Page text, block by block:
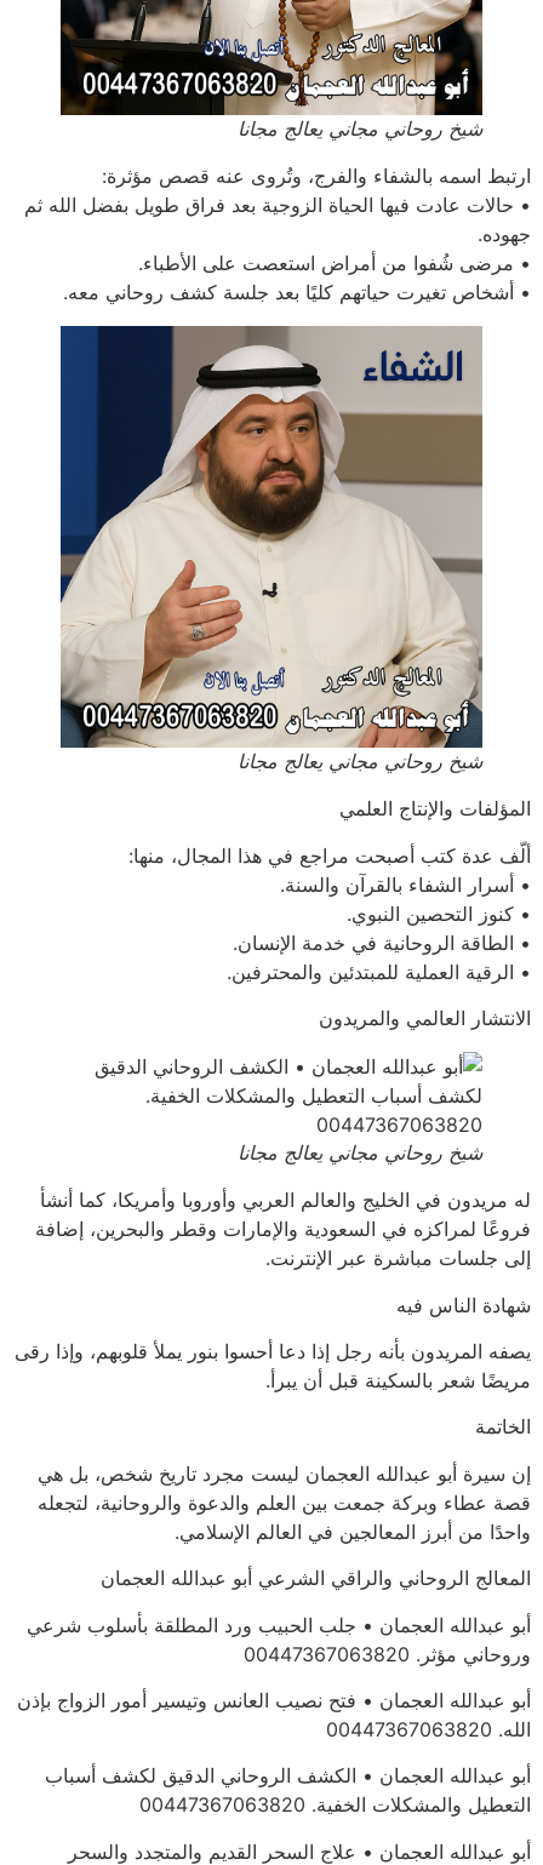
شيخ روحاني مجاني يعالج مجانا
ارتبط اسمه بالشفاء والفرج، وتُروى عنه قصص مؤثرة:
• حالات عادت فيها الحياة الزوجية بعد فراق طويل بفضل الله ثم
جهوده.
• مرضى شُفوا من أمراض استعصت على الأطباء.
• أشخاص تغيرت حياتهم كليًا بعد جلسة كشف روحاني معه.
شيخ روحاني مجاني يعالج مجانا
المؤلفات والإنتاج العلمي
ألّف عدة كتب أصبحت مراجع في هذا المجال، منها:
• أسرار الشفاء بالقرآن والسنة.
• كنوز التحصين النبوي.
• الطاقة الروحانية في خدمة الإنسان.
• الرقية العملية للمبتدئين والمحترفين.
الانتشار العالمي والمريدون
شيخ روحاني مجاني يعالج مجانا
له مريدون في الخليج والعالم العربي وأوروبا وأمريكا، كما أنشأ
فروعًا لمراكزه في السعودية والإمارات وقطر والبحرين، إضافة
إلى جلسات مباشرة عبر الإنترنت.
شهادة الناس فيه
يصفه المريدون بأنه رجل إذا دعا أحسوا بنور يملأ قلوبهم، وإذا رقى
مريضًا شعر بالسكينة قبل أن يبرأ.
الخاتمة
إن سيرة أبو عبدالله العجمان ليست مجرد تاريخ شخص، بل هي
قصة عطاء وبركة جمعت بين العلم والدعوة والروحانية، لتجعله
واحدًا من أبرز المعالجين في العالم الإسلامي.
المعالج الروحاني والراقي الشرعي أبو عبدالله العجمان
أبو عبدالله العجمان • جلب الحبيب ورد المطلقة بأسلوب شرعي
وروحاني مؤثر. 00447367063820
أبو عبدالله العجمان • فتح نصيب العانس وتيسير أمور الزواج بإذن
الله. 00447367063820
أبو عبدالله العجمان • الكشف الروحاني الدقيق لكشف أسباب
التعطيل والمشكلات الخفية. 00447367063820
أبو عبدالله العجمان • علاج السحر القديم والمتجدد والسحر